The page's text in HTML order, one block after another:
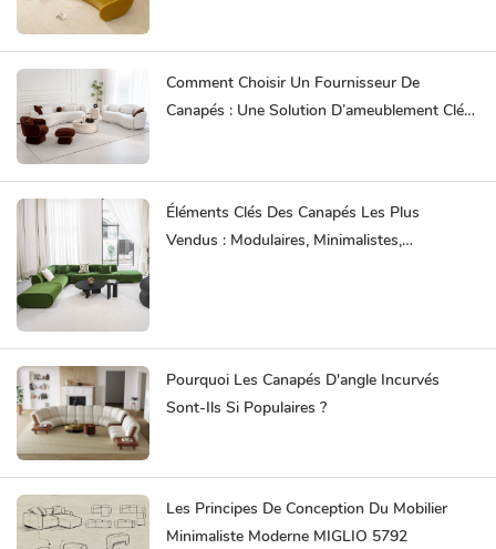
Comment Choisir Un Fournisseur De
Canapés : Une Solution D’ameublement Clé
Éléments Clés Des Canapés Les Plus
Vendus : Modulaires, Minimalistes,
Pourquoi Les Canapés D'angle Incurvés
Sont-Ils Si Populaires ?
Les Principes De Conception Du Mobilier
Minimaliste Moderne MIGLIO 5792